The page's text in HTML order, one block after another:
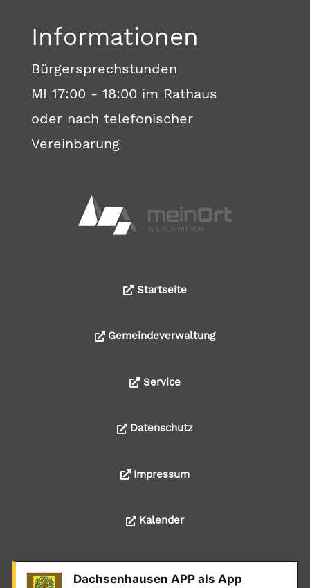
Informationen
Bürgersprechstunden
MI 17:00 - 18:00 im Rathaus
oder nach telefonischer
Vereinbarung
Startseite
Gemeindeverwaltung
Service
Datenschutz
Impressum
Kalender
Dachsenhausen APP als App